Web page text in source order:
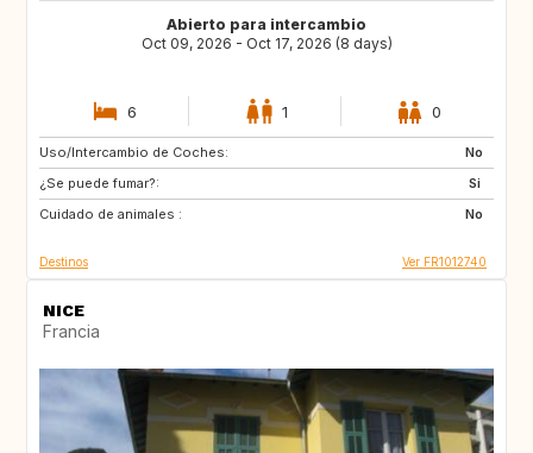
Abierto para intercambio
Oct 09, 2026 - Oct 17, 2026 (8 days)
6 1 0
Uso/Intercambio de Coches:
No
¿Se puede fumar?:
Si
Cuidado de animales :
No
ZA
IT
US
Destinos Ver FR1012740
NICE
Francia